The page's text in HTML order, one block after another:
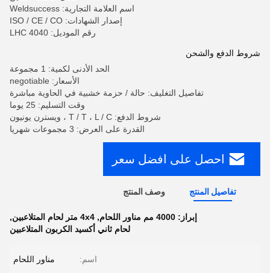
اسم العلامة التجارية: Weldsuccess
إصدار الشهادات: ISO / CE / CO
رقم الموديل: LHC 4040
شروط الدفع والشحن
الحد الأدنى لكمية: 1 مجموعة
الأسعار: negotiable
تفاصيل التغليف: حالة / حزمة خشبية في الحاوية مباشرة
وقت التسليم: 25 يوما
شروط الدفع: T / T ، L / C ، ويسترن يونيون
القدرة على العرض: 3 مجموعات شهريا
احصل على افضل سعر
تفاصيل المنتج وصف المنتج
إبراز: 4000 مم مناور اللحام , 4x4 متر لحام المتلاعبين
,
لحام ثاني أكسيد الكربون المتلاعبين
اسم: مناور اللحام